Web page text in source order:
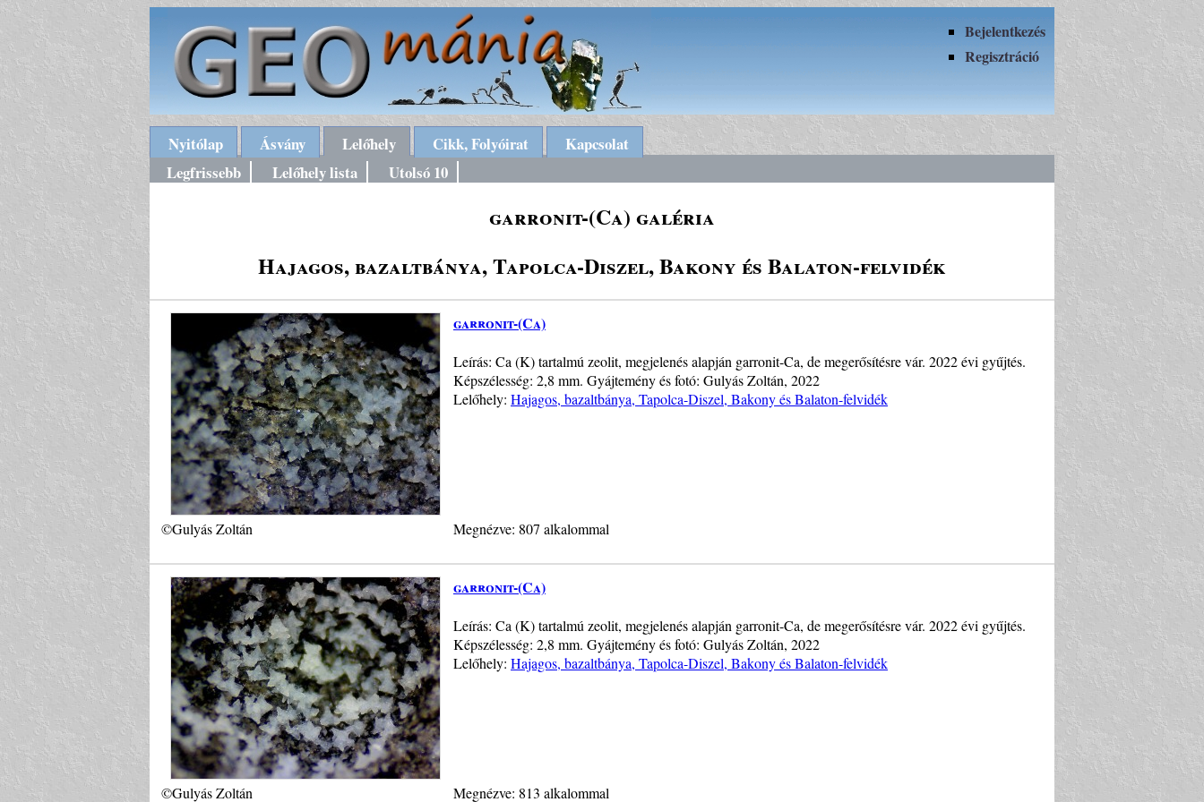
Bejelentkezés
Regisztráció
Nyitólap Ásvány Lelőhely Cikk, Folyóirat
Kapcsolat
Legfrissebb
Lelőhely lista Utolsó 10
garronit-(Ca) galéria
Hajagos, bazaltbánya, Tapolca-Diszel, Bakony és Balaton-felvidék
garronit-(Ca)
Leírás: Ca (K) tartalmú zeolit, megjelenés alapján garronit-Ca, de megerősítésre vár. 2022 évi gyűjtés.
Képszélesség: 2,8 mm. Gyájtemény és fotó: Gulyás Zoltán, 2022
Lelőhely: Hajagos, bazaltbánya, Tapolca-Diszel, Bakony és Balaton-felvidék
©Gulyás Zoltán Megnézve: 807 alkalommal
garronit-(Ca)
Leírás: Ca (K) tartalmú zeolit, megjelenés alapján garronit-Ca, de megerősítésre vár. 2022 évi gyűjtés.
Képszélesség: 2,8 mm. Gyájtemény és fotó: Gulyás Zoltán, 2022
Lelőhely: Hajagos, bazaltbánya, Tapolca-Diszel, Bakony és Balaton-felvidék
©Gulyás Zoltán Megnézve: 813 alkalommal